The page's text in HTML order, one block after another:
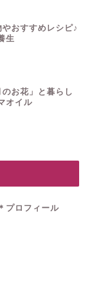
おすすめレシピ♪
生
お花」と暮らし
オイル
プロフィール